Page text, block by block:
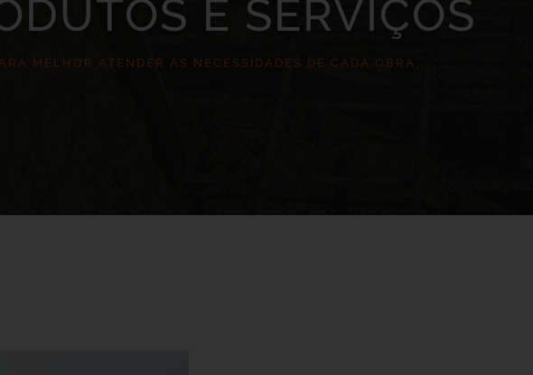
E SERVIÇOS
MELHOR ATENDER ÀS NECESSIDADES DE CADA OBRA